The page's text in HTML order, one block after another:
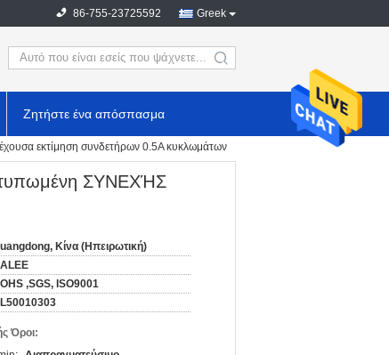
Greek
86-755-23725592
search
Ζητήστε ένα απόσπασμα
εκτίμηση συνδετήρων 0.5A κυκλωμάτων
τυπωμένη ΣΥΝΕΧΉΣ
Κίνα (Ηπειρωτική)
,SGS, ISO9001
Όροι: